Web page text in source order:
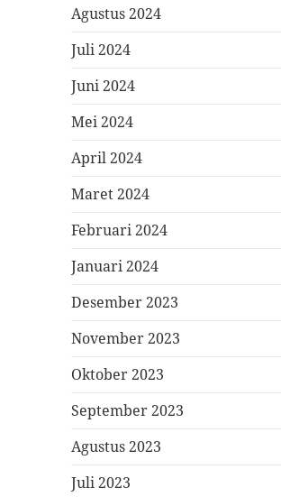
Agustus 2024
Juli 2024
Juni 2024
Mei 2024
April 2024
Maret 2024
Februari 2024
Januari 2024
Desember 2023
November 2023
Oktober 2023
September 2023
Agustus 2023
Juli 2023